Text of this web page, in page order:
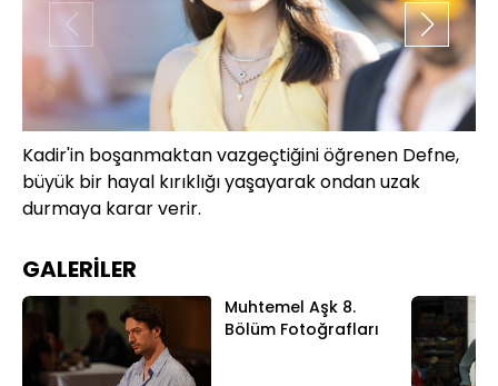
Kadir'in boşanmaktan vazgeçtiğini öğrenen Defne,
büyük bir hayal kırıklığı yaşayarak ondan uzak
durmaya karar verir.
GALERİLER
Muhtemel Aşk 8.
Bölüm Fotoğrafları